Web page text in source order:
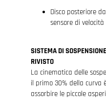
Disco posteriore
sensore di
SISTEMA DI
RIVISTO
La cinematica delle
il primo 30% della curva
assorbire le piccole